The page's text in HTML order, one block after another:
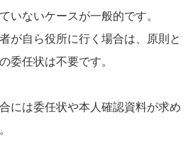
いないケースが一般的です。​
が自ら役所に行く場合は、原則と
委任状は不要です。​
には委任状や本人確認資料が求め